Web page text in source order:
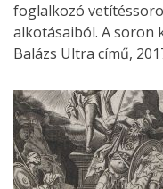
foglalkozó
alkotásaiból. A soron
Balázs Ultra című,